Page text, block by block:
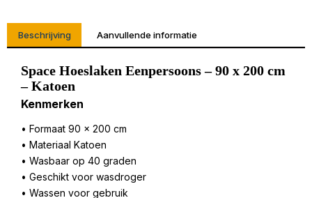
Beschrijving Aanvullende informatie
Space Hoeslaken Eenpersoons – 90 x 200 cm
– Katoen
Kenmerken
• Formaat 90 x 200 cm
• Materiaal Katoen
• Wasbaar op 40 graden
• Geschikt voor wasdroger
• Wassen voor gebruik